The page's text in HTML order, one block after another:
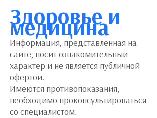
Здоровье и
медицина
Информация, представленная на
сайте, носит ознакомительный
характер и не является публичной
офертой.
Имеются противопоказания,
необходимо проконсультироваться
со специалистом.